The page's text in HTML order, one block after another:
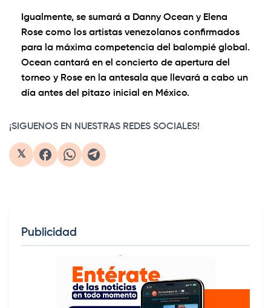
Igualmente, se sumará a Danny Ocean y Elena
Rose como los artistas venezolanos confirmados
para la máxima competencia del balompié global.
Ocean cantará en el concierto de apertura del
torneo y Rose en la antesala que llevará a cabo un
día antes del pitazo inicial en México.
¡SIGUENOS EN NUESTRAS REDES SOCIALES!
𝕏
Publicidad